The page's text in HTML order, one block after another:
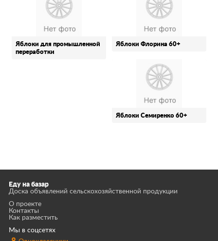
Яблоки для промышленной
переработки
Яблоки Флорина 60+
Яблоки Семиренко 60+
Еду на базар
Доска объявлений сельскохозяйственной продукции
О проекте
Контакты
Как разместить
Мы в соцсетях